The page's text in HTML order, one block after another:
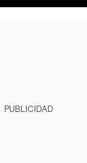
PUBLICIDAD